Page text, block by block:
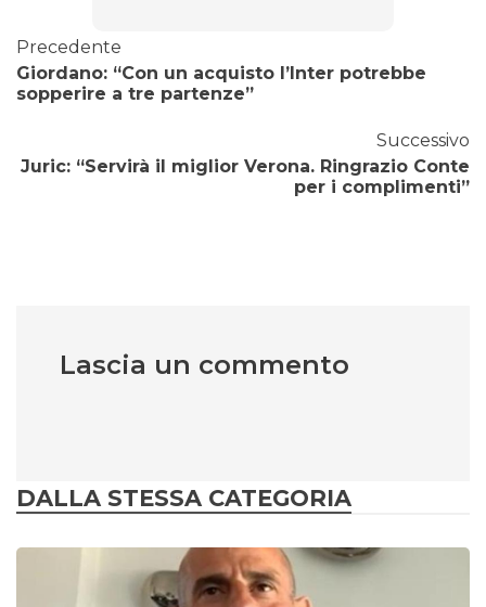
Precedente
Giordano: “Con un acquisto l’Inter potrebbe
sopperire a tre partenze”
Successivo
Juric: “Servirà il miglior Verona. Ringrazio Conte
per i complimenti”
Lascia un commento
DALLA STESSA CATEGORIA